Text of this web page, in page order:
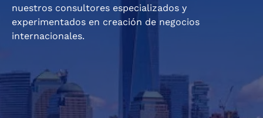
nuestros consultores especializados y
experimentados en creación de negocios
internacionales.